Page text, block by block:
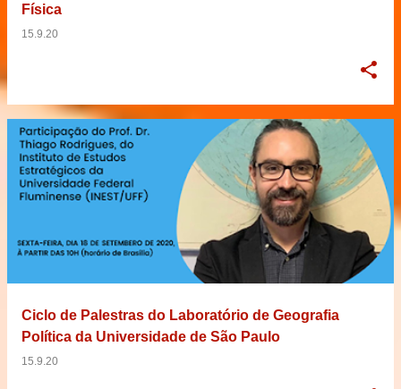
Física
15.9.20
Ciclo de Palestras do Laboratório de Geografia
Política da Universidade de São Paulo
15.9.20